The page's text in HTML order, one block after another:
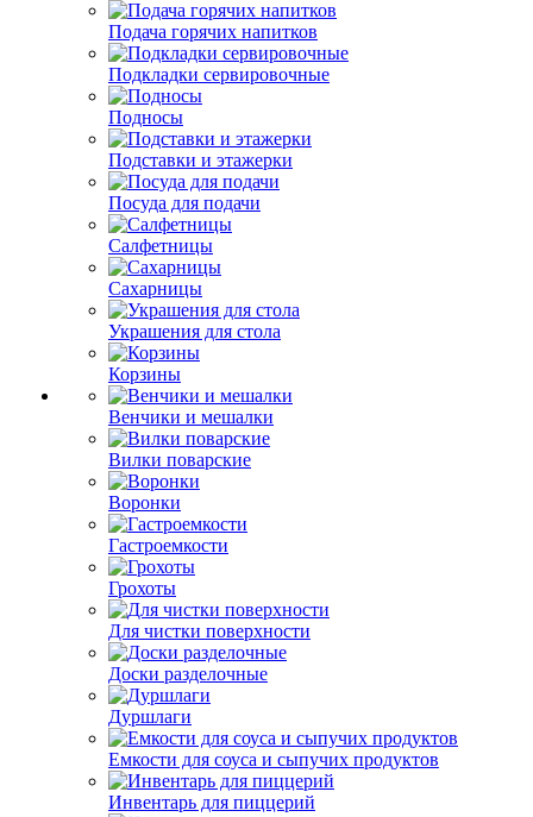
Подача горячих напитков
Подкладки сервировочные
Подносы
Подставки и этажерки
Посуда для подачи
Салфетницы
Сахарницы
Украшения для стола
Корзины
Венчики и мешалки
Вилки поварские
Воронки
Гастроемкости
Грохоты
Для чистки поверхности
Доски разделочные
Дуршлаги
Емкости для соуса и сыпучих продуктов
Инвентарь для пиццерий